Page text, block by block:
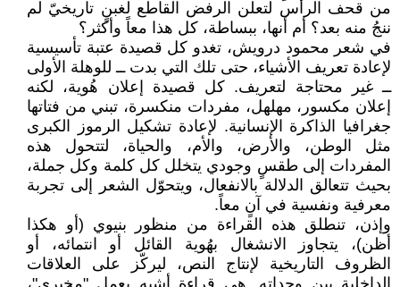
من قحف الرأس لتعلن الرفض القاطع لغبنٍ تاريخيّ لم
ننجُ منه بعد؟ أم أنها، ببساطة، كل هذا معاً وأكثر؟
في شعر محمود درويش، تغدو كل قصيدة عتبة تأسيسية
لإعادة تعريف الأشياء، حتى تلك التي بدت ــ للوهلة الأولى
ــ غير محتاجة لتعريف. كل قصيدة إعلان هُوية، لكنه
إعلان مكسور، مهلهل، مفردات منكسرة، تبني من فتاتها
جغرافيا الذاكرة الإنسانية. لإعادة تشكيل الرموز الكبرى
مثل الوطن، والأرض، والأم، والحياة، لتتحول هذه
المفردات إلى طقسٍ وجودي يتخلل كل كلمة وكل جملة،
بحيث تتعالق الدلالة بالانفعال، ويتحوّل الشعر إلى تجربة
معرفية ونفسية في آنٍ معاً.
وإذن، تنطلق هذه القراءة من منظور بنيوي (أو هكذا
أظن)، يتجاوز الانشغال بهُوية القائل أو انتمائه، أو
الظروف التاريخية لإنتاج النص، ليركّز على العلاقات